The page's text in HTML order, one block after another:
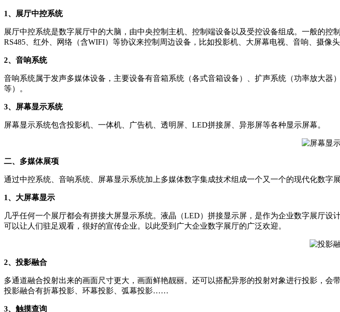
1、展厅中控系统
展厅中控系统是数字展厅中的大脑，由中央控制主机、控制端设备以及受控设备组成。一般的控
RS485、红外、网络（含WIFI）等协议来控制周边设备，比如投影机、大屏幕电视、音响、摄像
2、音响系统
音响系统属于发声多媒体设备，主要设备有音箱系统（各式音箱设备）、扩声系统（功率放大
等）。
3、屏幕显示系统
屏幕显示系统包含投影机、一体机、广告机、透明屏、LED拼接屏、异形屏等各种显示屏幕。
二、多媒体展项
通过中控系统、音响系统、屏幕显示系统加上多媒体数字集成技术组成一个又一个的现代化数字展
1、大屏幕显示
几乎任何一个展厅都会有拼接大屏显示系统。液晶（LED）拼接显示屏，是作为企业数字展厅
可以让人们驻足观看，很好的宣传企业。以此受到广大企业数字展厅的广泛欢迎。
2、投影融合
多通道融合投射出来的画面尺寸更大，画面鲜艳靓丽。还可以搭配异形的投射对象进行投影，
投影融合有折幕投影、环幕投影、弧幕投影……
3、触摸查询